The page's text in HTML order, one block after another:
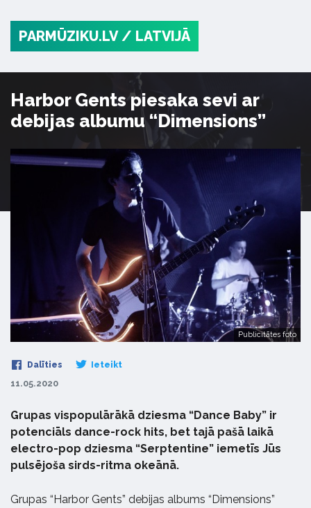
PARMŪZIKU.LV / LATVIJĀ
Harbor Gents piesaka sevi ar
debijas albumu “Dimensions”
Publicitātes foto
Dalīties Ieteikt
11.05.2020
Grupas vispopulārākā dziesma “Dance Baby” ir
potenciāls dance-rock hits, bet tajā pašā laikā
electro-pop dziesma “Serptentine” iemetīs Jūs
pulsējoša sirds-ritma okeānā.
Grupas “Harbor Gents” debijas albums “Dimensions”